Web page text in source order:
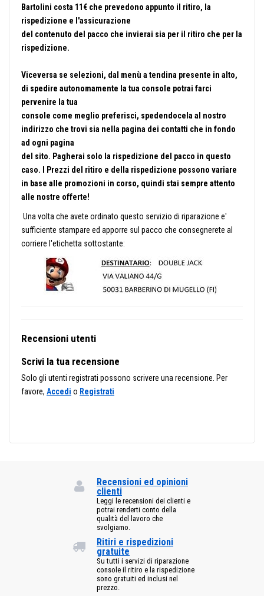
Bartolini costa 11€ che prevedono appunto il ritiro, la
rispedizione e l'assicurazione
del contenuto del pacco che invierai sia per il ritiro che per la
rispedizione.
Viceversa se selezioni, dal menù a tendina presente in alto,
di spedire autonomamente la tua console potrai farci
pervenire la tua
console come meglio preferisci, spedendocela al nostro
indirizzo che trovi sia nella pagina dei contatti che in fondo
ad ogni pagina
del sito. Pagherai solo la rispedizione del pacco in questo
caso. I Prezzi del ritiro e della rispedizione possono variare
in base alle promozioni in corso, quindi stai sempre attento
alle nostre offerte!
Una volta che avete ordinato questo servizio di riparazione e'
sufficiente stampare ed apporre sul pacco che consegnerete al
corriere l'etichetta sottostante:
Recensioni utenti
Scrivi la tua recensione
Solo gli utenti registrati possono scrivere una recensione. Per
favore, Accedi o Registrati
Recensioni ed opinioni
clienti
Leggi le recensioni dei clienti e
potrai renderti conto della
qualità del lavoro che
svolgiamo.
Ritiri e rispedizioni
gratuite
Su tutti i servizi di riparazione
console il ritiro e la rispedizione
sono gratuiti ed inclusi nel
prezzo.